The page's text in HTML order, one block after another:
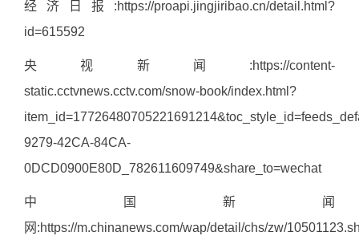
经济日报:https://proapi.jingjiribao.cn/detail.html?
id=615592
央视新闻:https://content-
static.cctvnews.cctv.com/snow-book/index.html?
9279-42CA-84CA-
0DCD0900E80D_782611609749&share_to=wechat
中国新闻
网:https://m.chinanews.com/wap/detail/chs/zw/